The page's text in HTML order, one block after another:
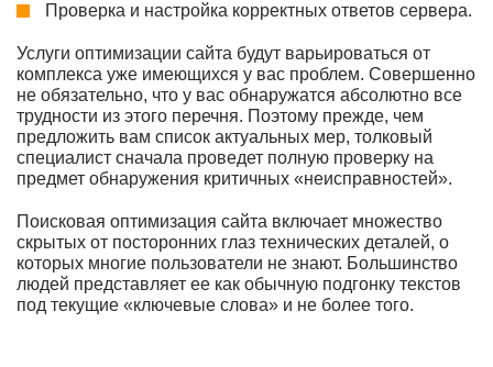
Проверка и настройка корректных ответов сервера.
Услуги оптимизации сайта будут варьироваться от
комплекса уже имеющихся у вас проблем. Совершенно
не обязательно, что у вас обнаружатся абсолютно все
трудности из этого перечня. Поэтому прежде, чем
предложить вам список актуальных мер, толковый
специалист сначала проведет полную проверку на
предмет обнаружения критичных «неисправностей».
Поисковая оптимизация сайта включает множество
скрытых от посторонних глаз технических деталей, о
которых многие пользователи не знают. Большинство
людей представляет ее как обычную подгонку текстов
под текущие «ключевые слова» и не более того.